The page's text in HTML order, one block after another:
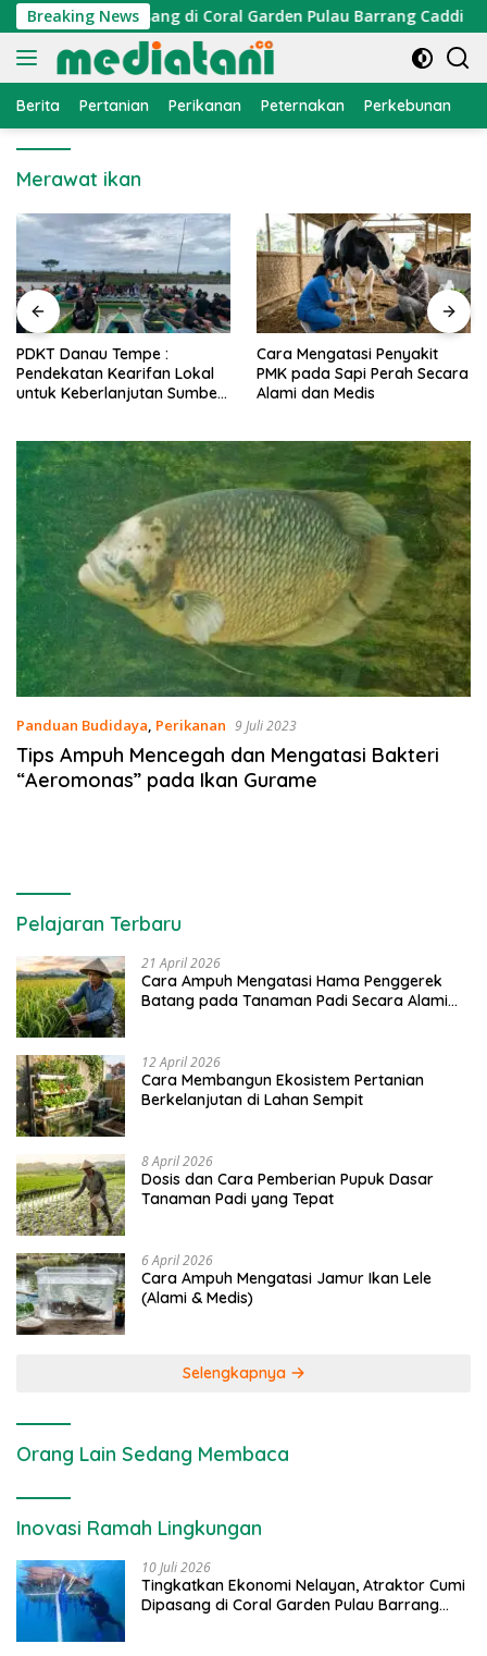
Langsung
ke
konten
Breaking News
Cumi Dipasang di Coral Garden Pulau Barrang Caddi
Berita Pertanian Perikanan Peternakan Perkebunan
Merawat ikan
PDKT Danau Tempe :
Pendekatan Kearifan Lokal
untuk Keberlanjutan Sumber
Cara Mengatasi Penyakit
PMK pada Sapi Perah Secara
Alami dan Medis
Panduan Budidaya, Perikanan 9 Juli 2023
Tips Ampuh Mencegah dan Mengatasi Bakteri
“Aeromonas” pada Ikan Gurame
Pelajaran Terbaru
21 April 2026
Cara Ampuh Mengatasi Hama Penggerek
Batang pada Tanaman Padi Secara Alami
12 April 2026
Cara Membangun Ekosistem Pertanian
Berkelanjutan di Lahan Sempit
8 April 2026
Dosis dan Cara Pemberian Pupuk Dasar
Tanaman Padi yang Tepat
6 April 2026
Cara Ampuh Mengatasi Jamur Ikan Lele
(Alami & Medis)
Selengkapnya
Orang Lain Sedang Membaca
Inovasi Ramah Lingkungan
10 Juli 2026
Tingkatkan Ekonomi Nelayan, Atraktor Cumi
Dipasang di Coral Garden Pulau Barrang